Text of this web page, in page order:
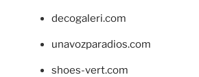
decogaleri.com
unavozparadios.com
shoes-vert.com